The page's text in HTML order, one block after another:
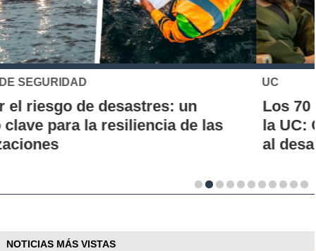
UC
Los 70 años de la Carrera de Química de
la UC: Conoce su historia, hitos y aporte
al desarrollo científico del país
NOTICIAS MÁS VISTAS